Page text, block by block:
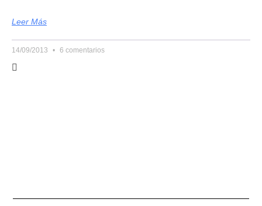
Leer Más
14/09/2013 6 comentarios